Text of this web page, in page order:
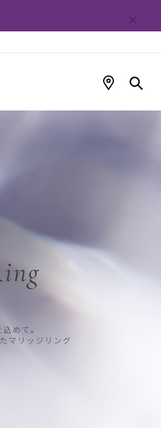
めて。
マリッジリング